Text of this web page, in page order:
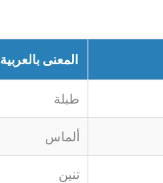
المعنى بالعربية
طبلة
ألماس
تنين